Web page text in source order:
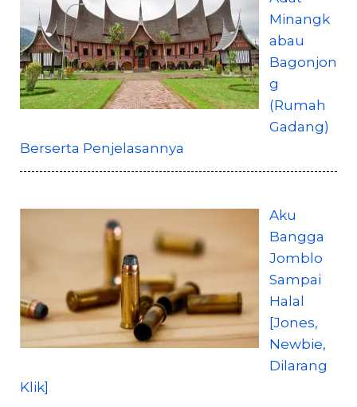
Minangk
abau
Bagonjon
g
(Rumah
Gadang)
Berserta Penjelasannya
Aku
Bangga
Jomblo
Sampai
Halal
[Jones,
Newbie,
Dilarang
Klik]